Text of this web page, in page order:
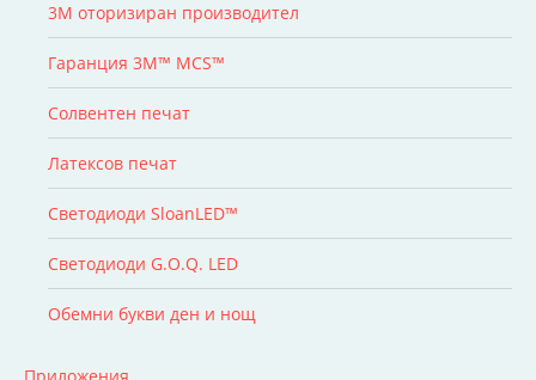
3M оторизиран производител
Гаранция 3M™ MCS™
Солвентен печат
Латексов печат
Светодиоди SloanLED™
Светодиоди G.O.Q. LED
Обемни букви ден и нощ